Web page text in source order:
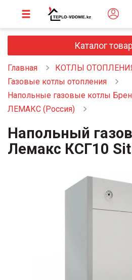
Каталог
Главная
КОТЛЫ
Газовые котлы отопления
Напольные газовые котлы
ЛЕМАКС (Россия)
Напольный
Лемакс КСГ10